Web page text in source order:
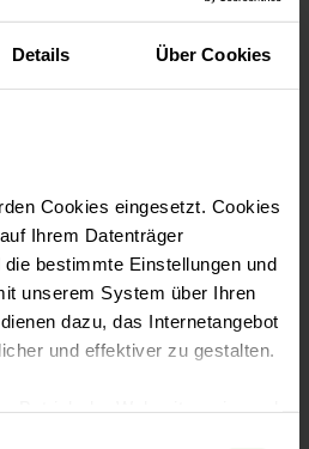
Details Über Cookies
Cookies eingesetzt. Cookies
Ihrem Datenträger
bestimmte Einstellungen und
unserem System über Ihren
dazu, das Internetangebot
und effektiver zu gestalten.
Klinikum Plauen
Maps